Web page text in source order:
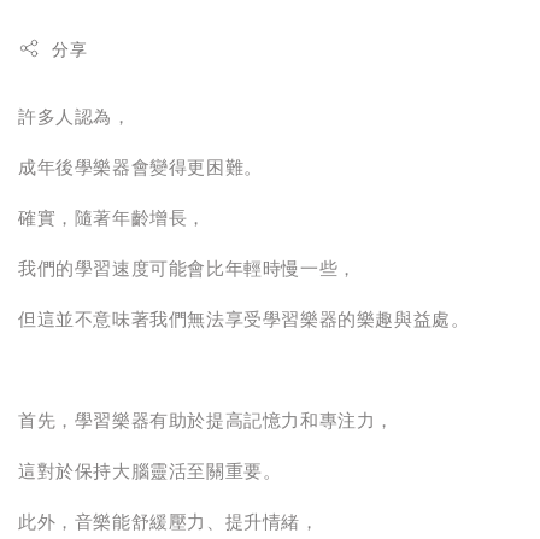
分享
許多人認為，
成年後學樂器會變得更困難。
確實，隨著年齡增長，
我們的學習速度可能會比年輕時慢一些，
但這並不意味著我們無法享受學習樂器的樂趣與益處。
首先，學習樂器有助於提高記憶力和專注力，
這對於保持大腦靈活至關重要。
此外，音樂能舒緩壓力、提升情緒，